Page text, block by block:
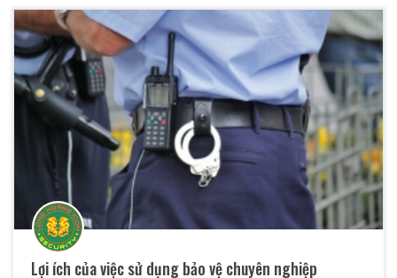
trường an ninh, trật tự tại Nghệ An
Lợi ích của việc sử dụng bảo vệ chuyên nghiệp